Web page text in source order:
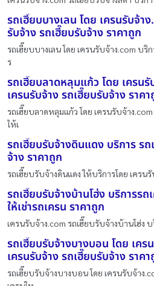
รถเฮี๊ยบบางเลน โดย เครนรับจ้า
รับจ้าง รถเฮี๊ยบรับจ้าง ราคาถูก
รถเฮี๊ยบบางเลน โดย เครนรับจ้าง.com บริ
ร
รถเฮี๊ยบลาดหลุมแก้ว โดย เครน
เครนรับจ้าง รถเฮี๊ยบรับจ้าง ราค
รถเฮี๊ยบลาดหลุมแก้ว โดย เครนรับจ้าง
ให้เ
รถเฮี๊ยบรับจ้างดินแดง บริการ รถ
จ้าง ราคาถูก
รถเฮี๊ยบรับจ้างดินแดง ให้บริการโดย เครน
รถเฮี๊ยบรับจ้างบ้านโฮ่ง บริการรถ
ให้เช่ารถเครน ราคาถูก
เครนรับจ้าง.com รถเฮี๊ยบรับจ้างบ้านโฮ่ง
รถเฮี๊ยบรับจ้างบางบอน โดย เค
เครนรับจ้าง รถเฮี๊ยบรับจ้าง ราค
รถเฮี๊ยบรับจ้างบางบอน โดย เครนรับจ้าง